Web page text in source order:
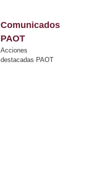
Comunicados
PAOT
Acciones
destacadas PAOT